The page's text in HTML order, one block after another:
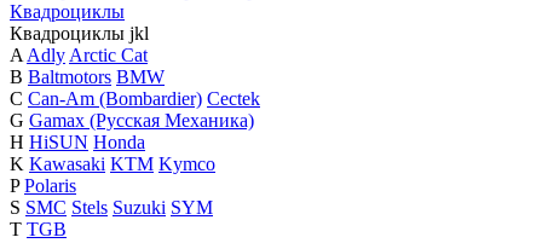
Квадроциклы
Квадроциклы jkl
A Adly Arctic Cat
B Baltmotors BMW
C Can-Am (Bombardier) Cectek
G Gamax (Русская Механика)
H HiSUN Honda
K Kawasaki KTM Kymco
P Polaris
S SMC Stels Suzuki SYM
T TGB